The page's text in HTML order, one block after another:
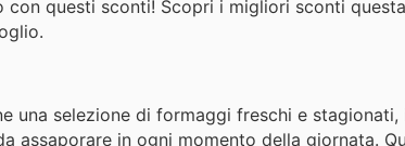
questi sconti! Scopri i migliori sconti
una selezione di formaggi freschi e
assaporare in ogni momento della giornata.